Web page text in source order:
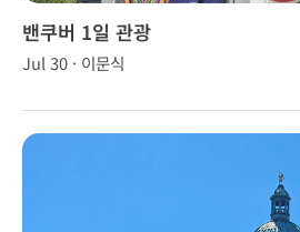
밴쿠버 1일 관광
Jul 30 · 이문식